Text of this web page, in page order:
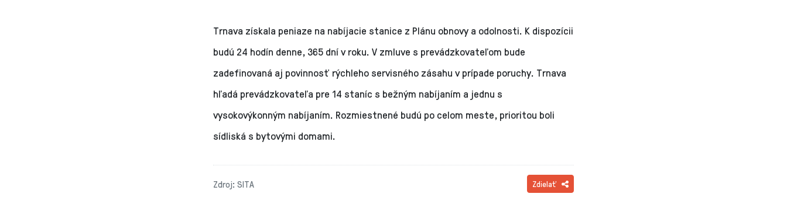
Trnava získala peniaze na nabíjacie stanice z Plánu obnovy a odolnosti. K dispozícii
budú 24 hodín denne, 365 dní v roku. V zmluve s prevádzkovateľom bude
zadefinovaná aj povinnosť rýchleho servisného zásahu v prípade poruchy. Trnava
hľadá prevádzkovateľa pre 14 staníc s bežným nabíjaním a jednu s
vysokovýkonným nabíjaním. Rozmiestnené budú po celom meste, prioritou boli
sídliská s bytovými domami.
Zdroj: SITA Zdielať